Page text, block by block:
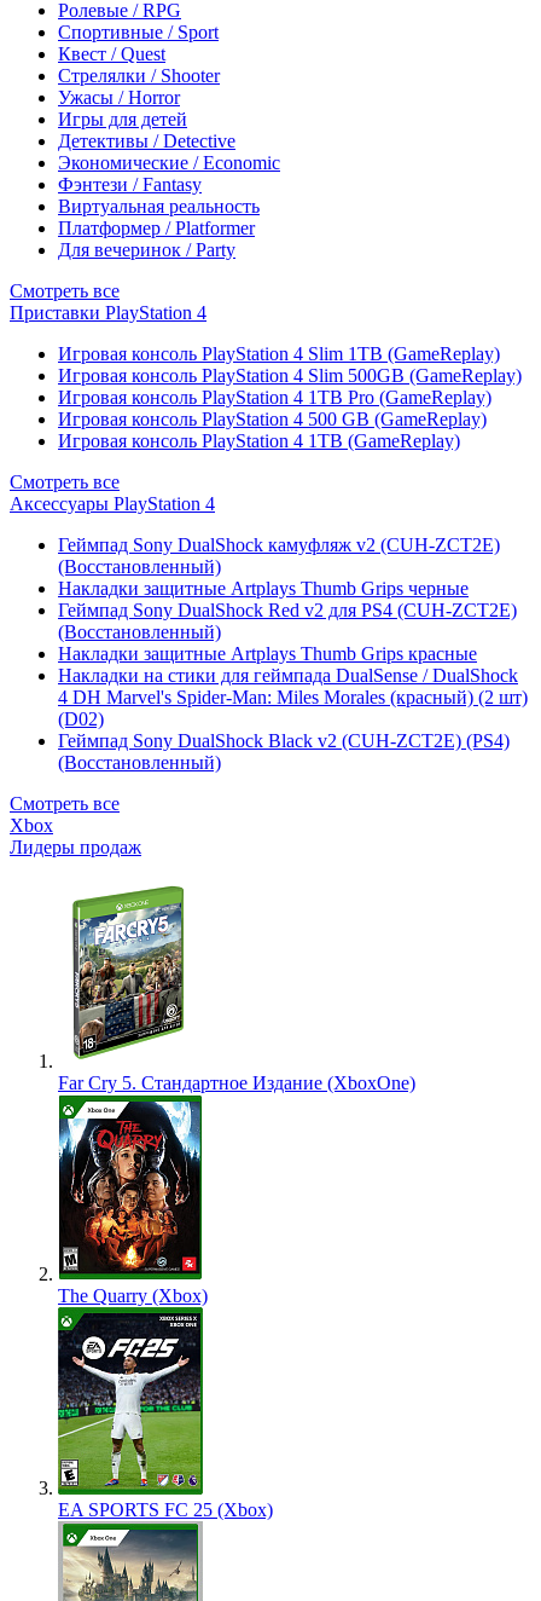
Ролевые / RPG
Спортивные / Sport
Квест / Quest
Стрелялки / Shooter
Ужасы / Horror
Игры для детей
Детективы / Detective
Экономические / Economic
Фэнтези / Fantasy
Виртуальная реальность
Платформер / Platformer
Для вечеринок / Party
Смотреть все
Приставки PlayStation 4
Игровая консоль PlayStation 4 Slim 1TB (GameReplay)
Игровая консоль PlayStation 4 Slim 500GB (GameReplay)
Игровая консоль PlayStation 4 1TB Pro (GameReplay)
Игровая консоль PlayStation 4 500 GB (GameReplay)
Игровая консоль PlayStation 4 1TB (GameReplay)
Смотреть все
Аксессуары PlayStation 4
Геймпад Sony DualShock камуфляж v2 (CUH-ZCT2E)
(Восстановленный)
Накладки защитные Artplays Thumb Grips черные
Геймпад Sony DualShock Red v2 для PS4 (CUH-ZCT2E)
(Восстановленный)
Накладки защитные Artplays Thumb Grips красные
Накладки на стики для геймпада DualSense / DualShock
4 DH Marvel's Spider-Man: Miles Morales (красный) (2 шт)
(D02)
Геймпад Sony DualShock Black v2 (CUH-ZCT2E) (PS4)
(Восстановленный)
Смотреть все
Xbox
Лидеры продаж
Far Cry 5. Стандартное Издание (XboxOne)
The Quarry (Xbox)
EA SPORTS FC 25 (Xbox)